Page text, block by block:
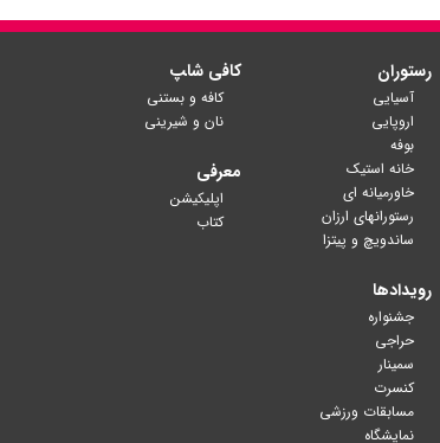
رستوران
آسیایی
اروپایی
بوفه
خانه استیک
خاورمیانه ای
رستورانهای ارزان
ساندویچ و پیتزا
رویدادها
جشنواره
حراجی
سمینار
کنسرت
مسابقات ورزشی
نمایشگاه
کافی شا‍پ
کافه و بستنی
نان و شیرینی
معرفی
اپلیکیشن
کتاب